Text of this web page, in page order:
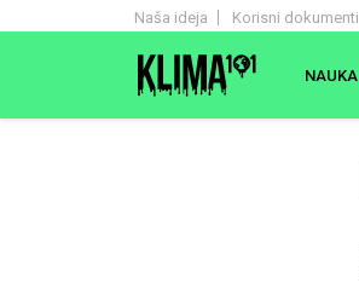
Naša ideja Korisni dokumenti
NAUKA